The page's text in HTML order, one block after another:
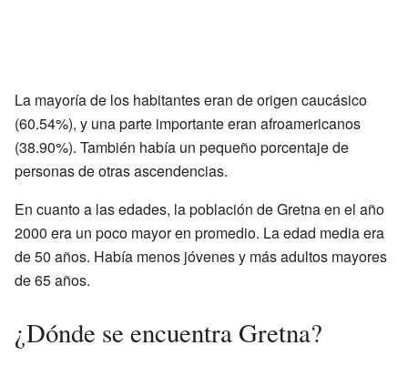
La mayoría de los habitantes eran de origen caucásico
(60.54%), y una parte importante eran afroamericanos
(38.90%). También había un pequeño porcentaje de
personas de otras ascendencias.
En cuanto a las edades, la población de Gretna en el año
2000 era un poco mayor en promedio. La edad media era
de 50 años. Había menos jóvenes y más adultos mayores
de 65 años.
¿Dónde se encuentra Gretna?